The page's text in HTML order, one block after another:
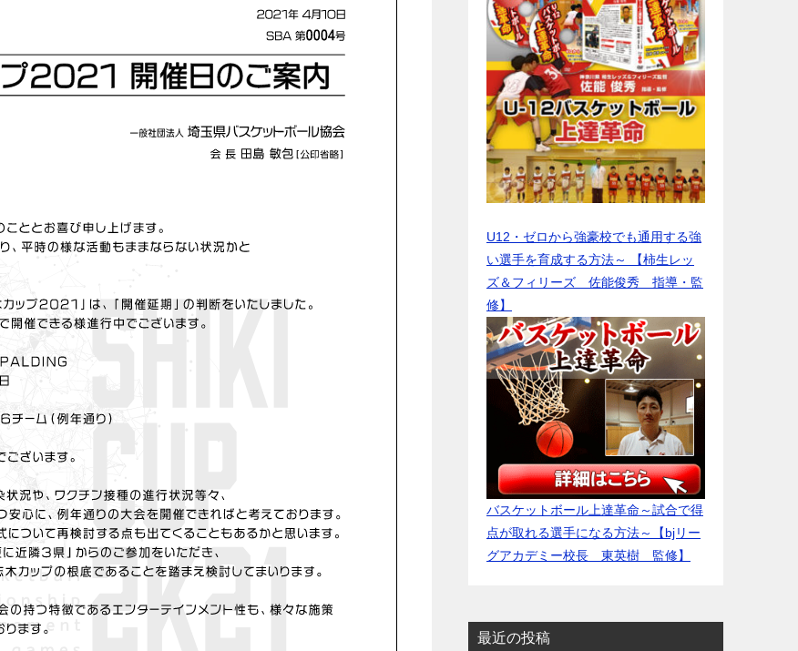
U12・ゼロから強豪校でも通用する強
い選手を育成する方法～ 【柿生レッ
ズ＆フィリーズ 佐能俊秀 指導・監
修】
バスケットボール上達革命～試合で得
点が取れる選手になる方法～【bjリー
グアカデミー校長 東英樹 監修】
最近の投稿